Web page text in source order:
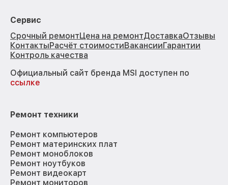
Сервис
Срочный ремонтЦена на ремонтДоставкаОтзывы
КонтактыРасчёт стоимостиВакансииГарантии
Контроль качества
Официальный сайт бренда MSI доступен по
ссылке
Ремонт техники
Ремонт компьютеров
Ремонт материнских плат
Ремонт моноблоков
Ремонт ноутбуков
Ремонт видеокарт
Ремонт мониторов